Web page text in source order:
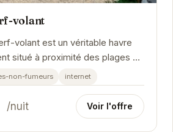
volant
volant est un véritable havre
situé à proximité des plages de
non-fumeurs internet
/nuit Voir l'offre